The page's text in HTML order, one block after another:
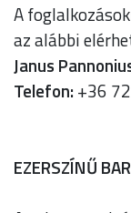
A
az alábbi
Janus
Telefon: +36
EZERSZÍNŰ